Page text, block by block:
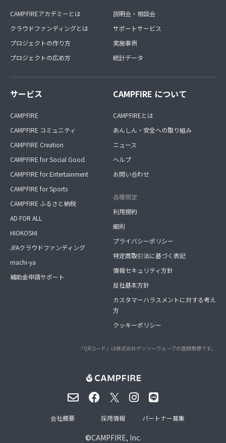
CAMPFIREアカデミーとは
クラウドファンディングとは
プロジェクトの作り方
プロジェクトの広め方
説明会・相談会
サポートサービス
実施事例
統計データ
サービス
CAMPFIRE
CAMPFIRE コミュニティ
CAMPFIRE Creation
CAMPFIRE for Social Good
CAMPFIRE for Entertainment
CAMPFIRE for Sports
CAMPFIRE ふるさと納税
AD FOR ALL
HIOKOSHI
JFAクラウドファンディング
machi-ya
補助金申請サポート
CAMPFIRE について
CAMPFIREとは
あんしん・安全への取り組み
ニュース
ヘルプ
お問い合わせ
各種規定
利用規約
細則
プライバシーポリシー
特定商取引法に基づく表記
情報セキュリティ方針
反社基本方針
カスタマーハラスメントに対する考え
方
クッキーポリシー
「QRコード」は株式会社デンソーウェーブの登録商標です。
©CAMPFIRE, Inc.
会社概要 採用情報 パートナー募集